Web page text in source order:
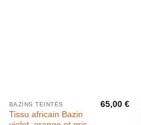
BAZINS TEINTÉS
Tissu africain Bazin
65,00€